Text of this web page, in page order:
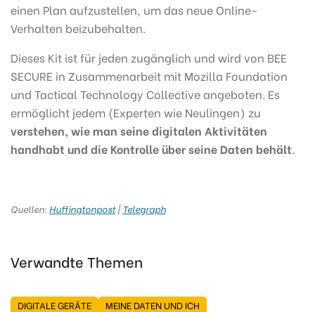
einen Plan aufzustellen, um das neue Online-
Verhalten beizubehalten.
Dieses Kit ist für jeden zugänglich und wird von BEE
SECURE in Zusammenarbeit mit Mozilla Foundation
und Tactical Technology Collective angeboten. Es
ermöglicht jedem (Experten wie Neulingen) zu
verstehen, wie man seine digitalen Aktivitäten
handhabt und die Kontrolle über seine Daten behält.
Quellen: Huffingtonpost| Telegraph
Verwandte Themen
DIGITALE GERÄTE MEINE DATEN UND ICH